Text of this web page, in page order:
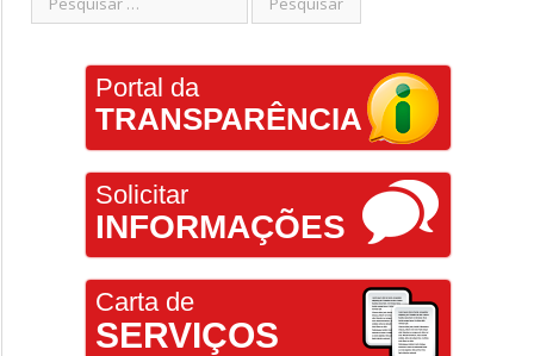
Portal da
TRANSPARÊNCIA
Solicitar
INFORMAÇÕES
Carta de
SERVIÇOS